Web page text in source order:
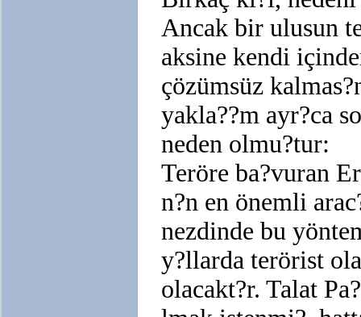
Ancak bir ulusun
aksine kendi
çözümsüz
yakla??m ayr?ca
neden olmu?tur:
Teröre ba?vuran
n?n en önemli
nezdinde bu
y?llarda terörist
olacakt?r. Talat